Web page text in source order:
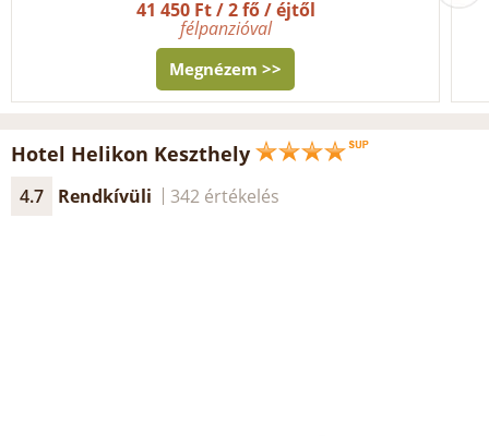
41 450 Ft / 2 fő / éjtől
félpanzióval
Megnézem >>
Hotel Helikon Keszthely
4.7 Rendkívüli 342 értékelés